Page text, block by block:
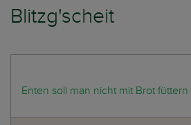
Blitzg'scheit
Enten soll man nicht mit Brot füttern